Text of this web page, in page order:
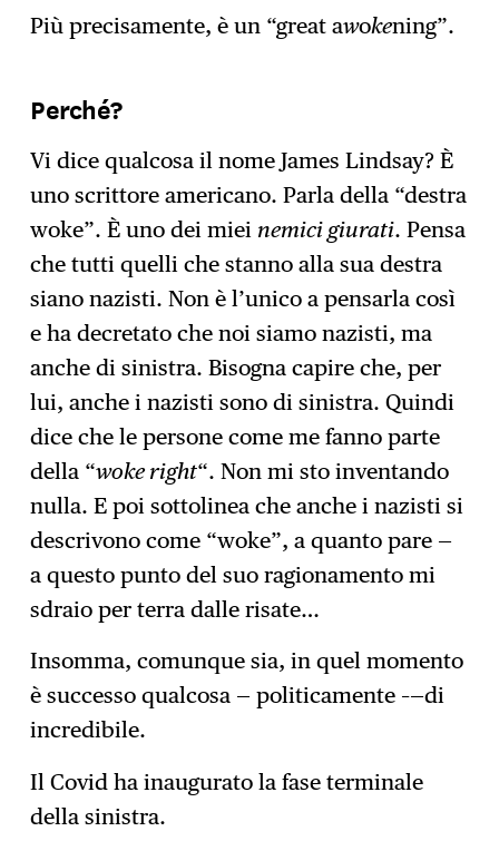
Più precisamente, è un “great awokening”.
Perché?
Vi dice qualcosa il nome James Lindsay? È
uno scrittore americano. Parla della “destra
woke”. È uno dei miei nemici giurati. Pensa
che tutti quelli che stanno alla sua destra
siano nazisti. Non è l’unico a pensarla così
e ha decretato che noi siamo nazisti, ma
anche di sinistra. Bisogna capire che, per
lui, anche i nazisti sono di sinistra. Quindi
dice che le persone come me fanno parte
della “woke right“. Non mi sto inventando
nulla. E poi sottolinea che anche i nazisti si
descrivono come “woke”, a quanto pare —
a questo punto del suo ragionamento mi
sdraio per terra dalle risate…
Insomma, comunque sia, in quel momento
è successo qualcosa — politicamente –—di
incredibile.
Il Covid ha inaugurato la fase terminale
della sinistra.